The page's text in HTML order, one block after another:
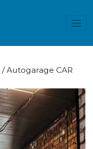
/ Autogarage CAR